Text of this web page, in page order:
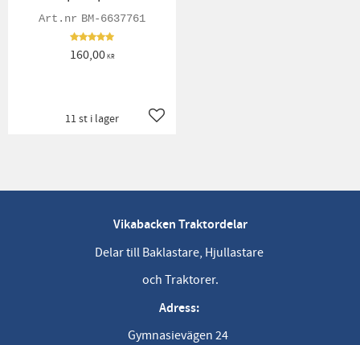
BM-6637761
160,00KR
Lägg till i favoriter
11 st i lager
Vikabacken Traktordelar
Delar till Baklastare, Hjullastare
och Traktorer.
Adress:
Gymnasievägen 24